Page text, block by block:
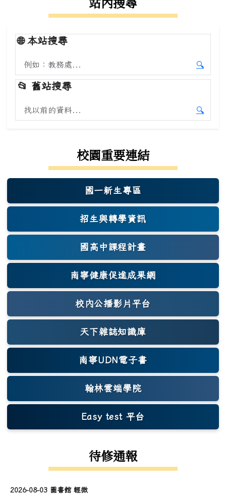
🌐本站搜尋
搜尋本站內容
🔍
開始本
📂 舊站搜尋
搜尋舊站內容
🔍
開始舊
校園重要連結
國一新生專區
(另開新視窗)
招生與轉學資訊
國高中課程計畫
南寧健康促進成果網
(另開新視窗)
校內公播影片平台
天下雜誌知識庫
(另開新視窗)
南寧UDN電子書
翰林雲端學院
Easy test 平台
(另開新視窗)
待修通報
2026-08-03 圖書館 輕微